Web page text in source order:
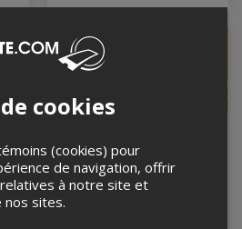
FESTIVAL
TRIPTYQUE | BéLi |
Hawa B
13 septembre 2026, 21h00
cookies
(cookies) pour
de navigation, offrir
à notre site et
nos sites.